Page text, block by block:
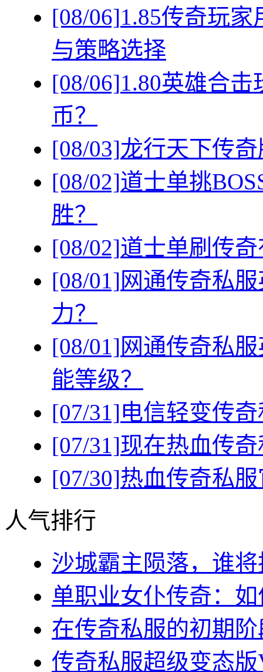
[08/06]1.85传奇玩
与策略选择
[08/06]1.80英雄合
币？
[08/03]龙行天下传
[08/02]道士单挑
胜？
[08/02]道士单刷传
[08/01]网通传奇私
力？
[08/01]网通传奇私
能等级？
[07/31]电信轻变传
[07/31]现在热血传
[07/30]热血传奇私
人气排行
沙城霸主陨落，谁
单职业女仆传奇：
在传奇私服的初期
传奇私服超级变态